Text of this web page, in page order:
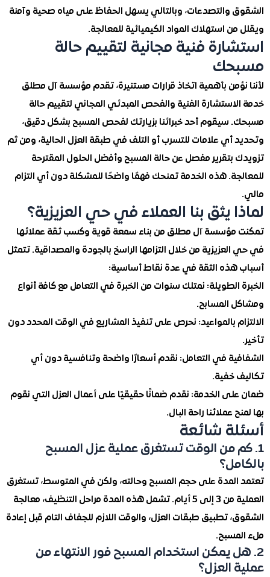
والتصدعات، وبالتالي يسهل الحفاظ على مياه صحية وآمنة
استهلاك المواد الكيميائية للمعالجة.
فنية مجانية لتقييم حالة
بأهمية اتخاذ قرارات مستنيرة، تقدم مؤسسة آل مطلق
الفنية والفحص المبدئي المجاني لتقييم حالة
سيقوم أحد خبرائنا بزيارتك لفحص المسبح بشكل دقيق،
أي علامات للتسرب أو التلف في طبقة العزل الحالية، ومن ثم
بتقرير مفصل عن حالة المسبح وأفضل الحلول المقترحة
هذه الخدمة تمنحك فهمًا واضحًا للمشكلة دون أي التزام
يثق بنا العملاء في حي العزيزية؟
مؤسسة آل مطلق من بناء سمعة قوية وكسب ثقة عملائها
من خلال التزامها الراسخ بالجودة والمصداقية. تتمثل
هذه الثقة في عدة نقاط أساسية:
الطويلة: نمتلك سنوات من الخبرة في التعامل مع كافة أنواع
المسابح.
بالمواعيد: نحرص على تنفيذ المشاريع في الوقت المحدد دون
في التعامل: نقدم أسعارًا واضحة وتنافسية دون أي
خفية.
الخدمة: نقدم ضمانًا حقيقيًا على أعمال العزل التي نقوم
عملائنا راحة البال.
شائعة
من الوقت تستغرق عملية عزل المسبح
على حجم المسبح وحالته، ولكن في المتوسط، تستغرق
العملية من 3 إلى 5 أيام. تشمل هذه المدة مراحل التنظيف، معالجة
تطبيق طبقات العزل، والوقت اللازم للجفاف التام قبل إعادة
يمكن استخدام المسبح فور الانتهاء من
العزل؟